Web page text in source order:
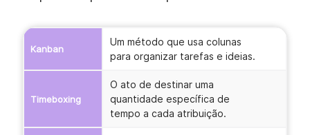
Kanban
Um método que usa colunas
para organizar tarefas e ideias.
Timeboxing
O ato de destinar uma
quantidade específica de
tempo a cada atribuição.